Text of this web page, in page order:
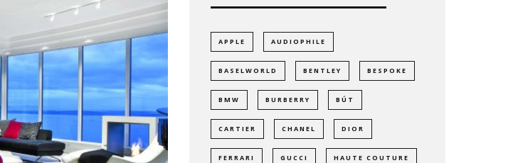
APPLE AUDIOPHILE
BASELWORLD BENTLEY BESPOKE
BMW BURBERRY BÚT
CARTIER CHANEL DIOR
FERRARI GUCCI HAUTE COUTURE